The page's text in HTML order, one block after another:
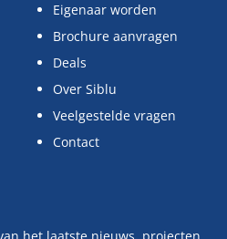
Eigenaar worden
Brochure aanvragen
Deals
Over Siblu
Veelgestelde vragen
Contact